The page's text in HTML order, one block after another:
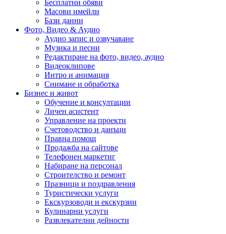
Бесплатни обяви
Масови имейли
Бази данни
Фото, Видео & Аудио
Аудио запис и озвучаване
Музика и песни
Редактиране на фото, видео, аудио
Видеоклипове
Интро и анимация
Снимане и обработка
Бизнес и живот
Обучение и консултации
Личен асистент
Управление на проекти
Счетоводство и данъци
Правна помощ
Продажба на сайтове
Телефонен маркетиг
Набиране на персонал
Строителство и ремонт
Празници и поздравления
Туристически услуги
Екскурзоводи и екскурзии
Кулинарни услуги
Развлекателни дейности